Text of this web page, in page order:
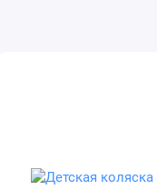
для перевозки
функциональной и